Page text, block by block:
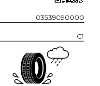
03539090000
C1